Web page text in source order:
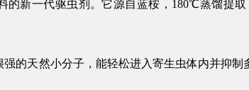
的新一代驱虫剂。它源自蓝桉，180℃蒸馏提
强的天然小分子，能轻松进入寄生虫体内并抑